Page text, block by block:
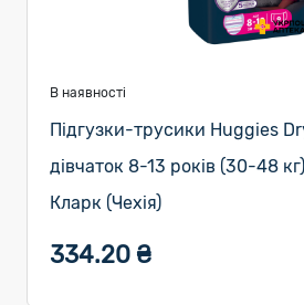
В наявності
Підгузки-трусики Huggies
дівчаток 8-13 років (30-48
Кларк (Чехія)
334.20 ₴